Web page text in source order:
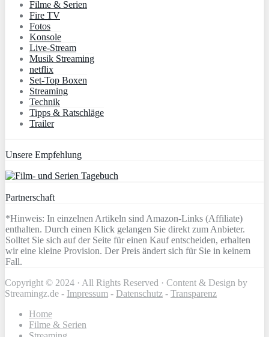
Filme & Serien
Fire TV
Fotos
Konsole
Live-Stream
Musik Streaming
netflix
Set-Top Boxen
Streaming
Technik
Tipps & Ratschläge
Trailer
Unsere Empfehlung
Partnerschaft
*Hinweis: In einzelnen Artikeln sind Amazon-Links (Affiliate)
enthalten. Durch einen Klick gelangen Sie direkt zum Anbieter.
Solltet Sie sich auf der Seite für einen Kauf entscheiden, erhalten
wir eine kleine Provision. Der Preis ändert sich für Sie in keinem
Fall.
Copyright © 2024 · All Rights Reserved · Content & Design by
Streamingz.de - Impressum - Datenschutz - Transparenz
Home
Filme & Serien